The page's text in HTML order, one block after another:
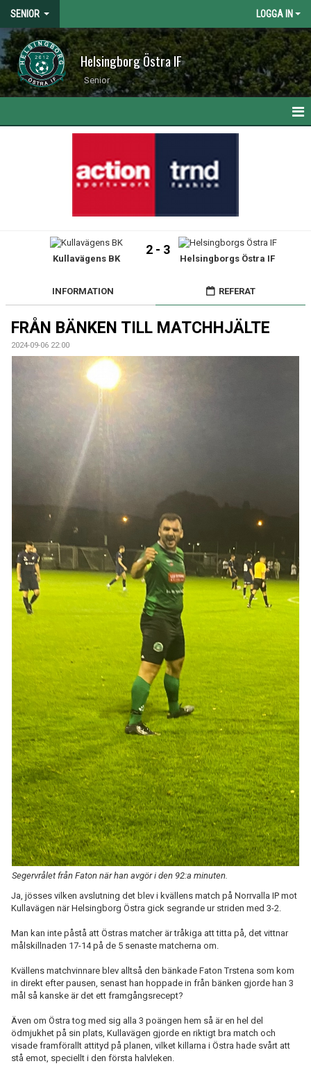
SENIOR LOGGA IN
Helsingborg Östra IF
Senior
BILDGALLERI
DOKUMENT
Kullavägens BK
2 - 3
Helsingborgs Östra IF
INFORMATION REFERAT
FRÅN BÄNKEN TILL MATCHHJÄLTE
2024-09-06 22:00
Segervrålet från Faton när han avgör i den 92:a minuten.
Ja, jösses vilken avslutning det blev i kvällens match på Norrvalla IP mot
Kullavägen när Helsingborg Östra gick segrande ur striden med 3-2.
Man kan inte påstå att Östras matcher är tråkiga att titta på, det vittnar
målskillnaden 17-14 på de 5 senaste matcherna om.
Kvällens matchvinnare blev alltså den bänkade Faton Trstena som kom
in direkt efter pausen, senast han hoppade in från bänken gjorde han 3
mål så kanske är det ett framgångsrecept?
Även om Östra tog med sig alla 3 poängen hem så är en hel del
ödmjukhet på sin plats, Kullavägen gjorde en riktigt bra match och
visade framförallt attityd på planen, vilket killarna i Östra hade svårt att
stå emot, speciellt i den första halvleken.